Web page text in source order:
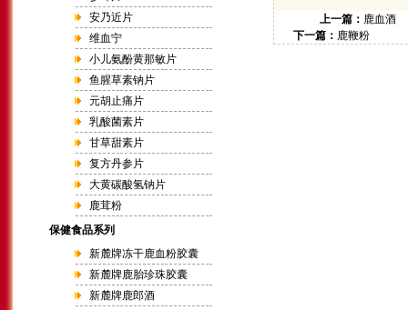
安乃近片
维血宁
小儿氨酚黄那敏片
鱼腥草素钠片
元胡止痛片
乳酸菌素片
甘草甜素片
复方丹参片
大黄碳酸氢钠片
鹿茸粉
保健食品系列
新麓牌冻干鹿血粉胶囊
新麓牌鹿胎珍珠胶囊
新麓牌鹿郎酒
上一篇： 鹿血酒
下一篇： 鹿鞭粉